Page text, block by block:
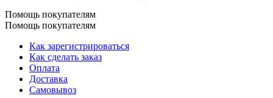
Помощь покупателям
Помощь покупателям
Как зарегистрироваться
Как сделать заказ
Оплата
Доставка
Самовывоз